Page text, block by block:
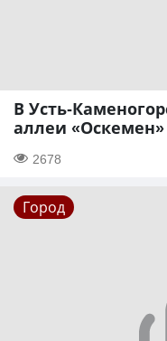
В Усть-
аллеи «Оскемен»
2678
Город